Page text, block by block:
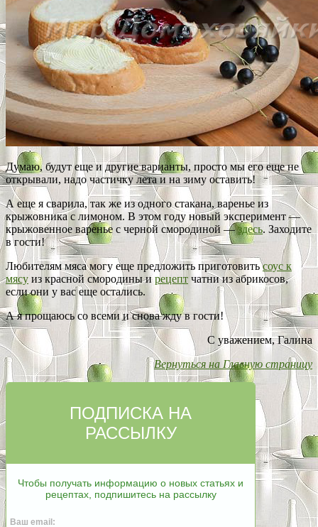
Думаю, будут еще и другие варианты, просто мы его еще не
открывали, надо частичку лета и на зиму оставить!
А еще я сварила, так же из одного стакана, варенье из
крыжовника с лимоном. В этом году новый эксперимент —
крыжовенное варенье с черной смородиной —здесь. Заходите
в гости!
Любителям мяса могу еще предложить приготовитьсоус к
мясу из красной смородины ирецепт чатни из абрикосов,
если они у вас еще остались.
А я прощаюсь со всеми и снова жду в гости!
С уважением, Галина
Вернуться на Главную страницу
ПОДПИСКА НА
РАССЫЛКУ
Чтобы получать информацию о новых статьях и
рецептах, подпишитесь на рассылку
Ваш email: